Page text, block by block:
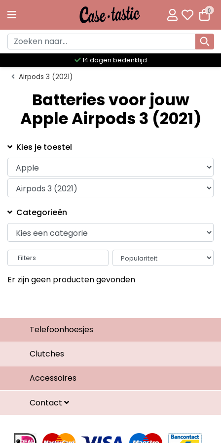
0
14 dagen bedenktijd
Airpods 3 (2021)
Batteries voor jouw
Apple Airpods 3 (2021)
Kies je toestel
Categorieën
Filters
Er zijn geen producten gevonden
Telefoonhoesjes
Clutches
Accessoires
Contact